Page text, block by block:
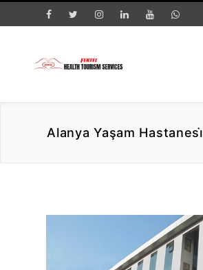
Alanya Yaşam Hastanesi̇